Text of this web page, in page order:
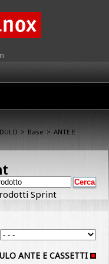
> Base > ANTE E
Sprint
ANTE E CASSETTI